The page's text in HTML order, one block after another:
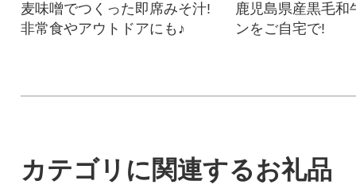
麦味噌でつくった即席みそ汁!
非常食やアウトドアにも♪
鹿児島県産黒毛和
ンをご自宅で!
カテゴリに関連するお礼品